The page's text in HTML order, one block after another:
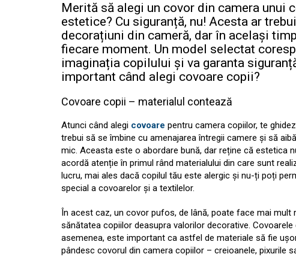
Merită să alegi un covor din camera unui
estetice? Cu siguranță, nu! Acesta ar
decorațiuni din cameră, dar în același
fiecare moment. Un model selectat
imaginația copilului și va garanta
important când alegi covoare copii?
Covoare copii – materialul contează
Atunci când alegi covoare pentru camera copiilor, te
trebui să se îmbine cu amenajarea întregii camere și să
mic. Aceasta este o abordare bună, dar reține că estetica
acordă atenție în primul rând materialului din care sunt
lucru, mai ales dacă copilul tău este alergic și nu-ți poți
special a covoarelor și a textilelor.
În acest caz, un covor pufos, de lână, poate face mai
sănătatea copiilor deasupra valorilor decorative.
asemenea, este important ca astfel de materiale să fie
pândesc covorul din camera copiilor – creioanele, pixurile